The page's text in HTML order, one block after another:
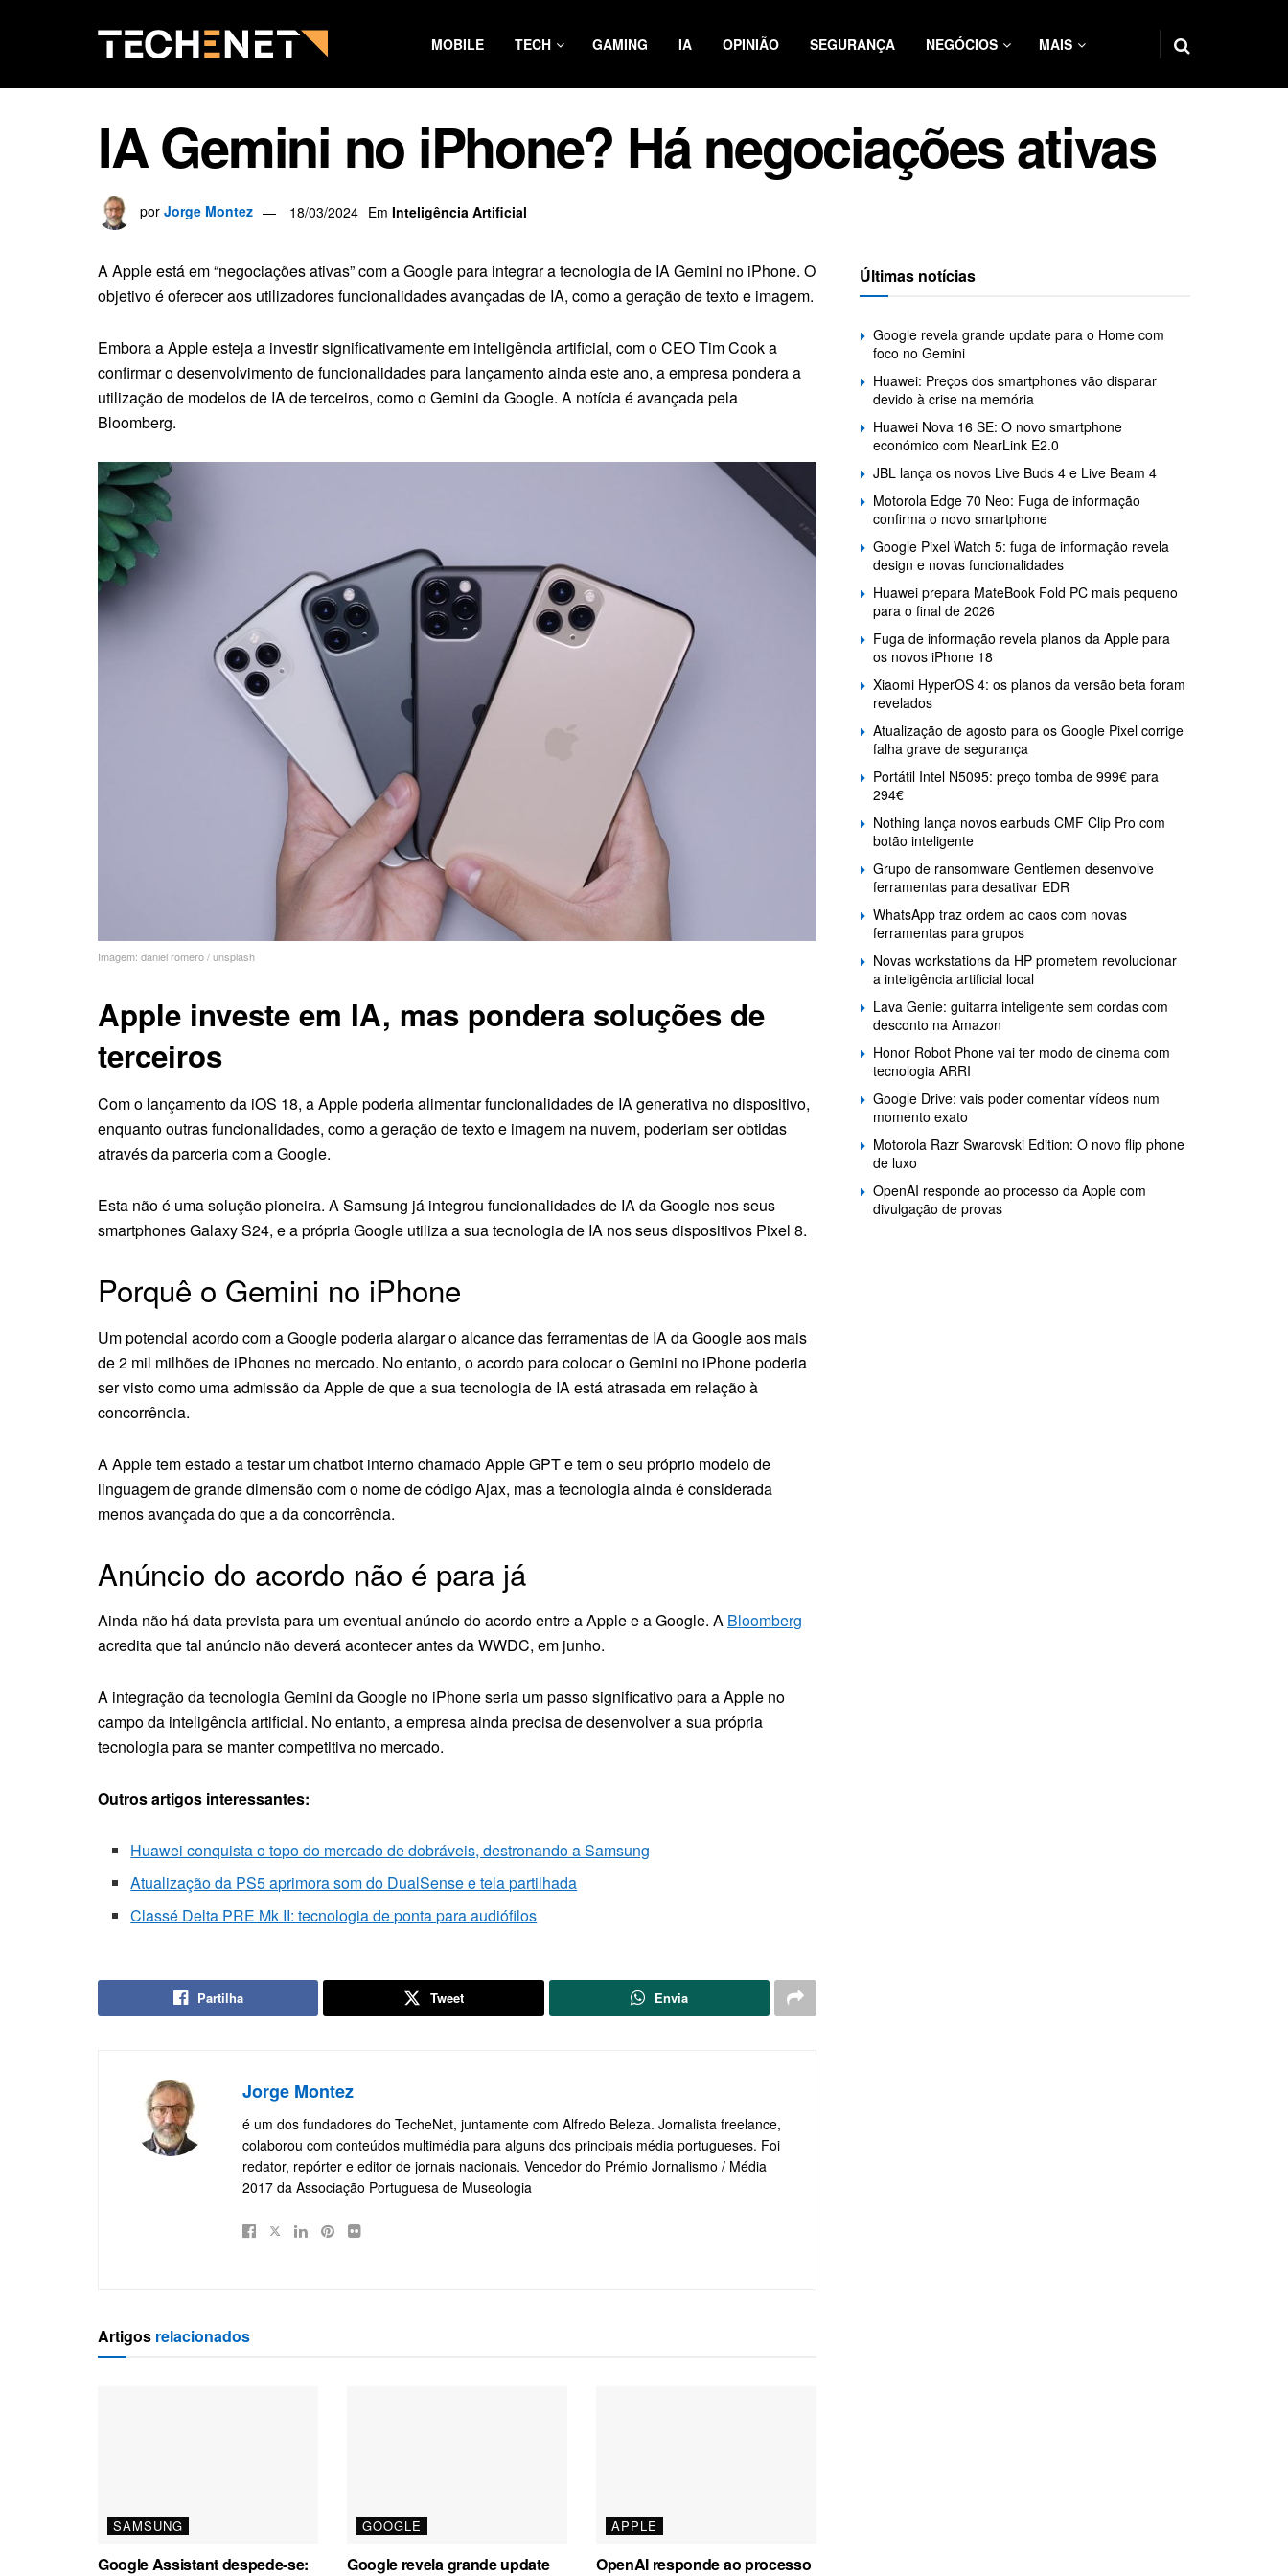
MOBILE TECH GAMING IA OPINIÃO SEGURANÇA NEGÓCIOS MAIS
IA Gemini no iPhone? Há negociações ativas
por Jorge Montez 18/03/2024 Em Inteligência Artificial
A Apple está em “negociações ativas” com a Google para integrar a tecnologia de IA Gemini no iPhone. O
objetivo é oferecer aos utilizadores funcionalidades avançadas de IA, como a geração de texto e imagem.
Embora a Apple esteja a investir significativamente em inteligência artificial, com o CEO Tim Cook a
confirmar o desenvolvimento de funcionalidades para lançamento ainda este ano, a empresa pondera a
utilização de modelos de IA de terceiros, como o Gemini da Google. A notícia é avançada pela
Bloomberg.
Imagem: daniel romero / unsplash
Apple investe em IA, mas pondera soluções de
terceiros
Com o lançamento da iOS 18, a Apple poderia alimentar funcionalidades de IA generativa no dispositivo,
enquanto outras funcionalidades, como a geração de texto e imagem na nuvem, poderiam ser obtidas
através da parceria com a Google.
Esta não é uma solução pioneira. A Samsung já integrou funcionalidades de IA da Google nos seus
smartphones Galaxy S24, e a própria Google utiliza a sua tecnologia de IA nos seus dispositivos Pixel 8.
Porquê o Gemini no iPhone
Um potencial acordo com a Google poderia alargar o alcance das ferramentas de IA da Google aos mais
de 2 mil milhões de iPhones no mercado. No entanto, o acordo para colocar o Gemini no iPhone poderia
ser visto como uma admissão da Apple de que a sua tecnologia de IA está atrasada em relação à
concorrência.
A Apple tem estado a testar um chatbot interno chamado Apple GPT e tem o seu próprio modelo de
linguagem de grande dimensão com o nome de código Ajax, mas a tecnologia ainda é considerada
menos avançada do que a da concorrência.
Anúncio do acordo não é para já
Ainda não há data prevista para um eventual anúncio do acordo entre a Apple e a Google. A Bloomberg
acredita que tal anúncio não deverá acontecer antes da WWDC, em junho.
A integração da tecnologia Gemini da Google no iPhone seria um passo significativo para a Apple no
campo da inteligência artificial. No entanto, a empresa ainda precisa de desenvolver a sua própria
tecnologia para se manter competitiva no mercado.
Outros artigos interessantes:
Huawei conquista o topo do mercado de dobráveis, destronando a Samsung
Atualização da PS5 aprimora som do DualSense e tela partilhada
Classé Delta PRE Mk II: tecnologia de ponta para audiófilos
Partilha Tweet Envia
Jorge Montez
é um dos fundadores do TecheNet, juntamente com Alfredo Beleza. Jornalista freelance,
colaborou com conteúdos multimédia para alguns dos principais média portugueses. Foi
redator, repórter e editor de jornais nacionais. Vencedor do Prémio Jornalismo / Média
2017 da Associação Portuguesa de Museologia
Artigos relacionados
SAMSUNG
Google Assistant despede-se:
GOOGLE
Google revela grande update
APPLE
OpenAI responde ao processo
Últimas notícias
Google revela grande update para o Home com
foco no Gemini
Huawei: Preços dos smartphones vão disparar
devido à crise na memória
Huawei Nova 16 SE: O novo smartphone
económico com NearLink E2.0
JBL lança os novos Live Buds 4 e Live Beam 4
Motorola Edge 70 Neo: Fuga de informação
confirma o novo smartphone
Google Pixel Watch 5: fuga de informação revela
design e novas funcionalidades
Huawei prepara MateBook Fold PC mais pequeno
para o final de 2026
Fuga de informação revela planos da Apple para
os novos iPhone 18
Xiaomi HyperOS 4: os planos da versão beta foram
revelados
Atualização de agosto para os Google Pixel corrige
falha grave de segurança
Portátil Intel N5095: preço tomba de 999€ para
294€
Nothing lança novos earbuds CMF Clip Pro com
botão inteligente
Grupo de ransomware Gentlemen desenvolve
ferramentas para desativar EDR
WhatsApp traz ordem ao caos com novas
ferramentas para grupos
Novas workstations da HP prometem revolucionar
a inteligência artificial local
Lava Genie: guitarra inteligente sem cordas com
desconto na Amazon
Honor Robot Phone vai ter modo de cinema com
tecnologia ARRI
Google Drive: vais poder comentar vídeos num
momento exato
Motorola Razr Swarovski Edition: O novo flip phone
de luxo
OpenAI responde ao processo da Apple com
divulgação de provas